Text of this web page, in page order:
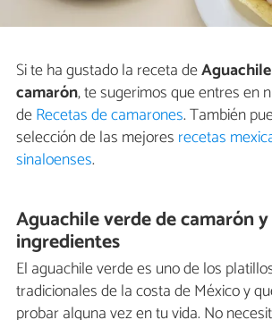
Si te ha gustado la receta de
camarón, te sugerimos que entres en
deRecetas de camarones. También
selección de las mejores recetas
sinaloenses.
Aguachile verde de camarón
ingredientes
El aguachile verde es uno de los
tradicionales de la costa de México y
probar alguna vez en tu vida. No